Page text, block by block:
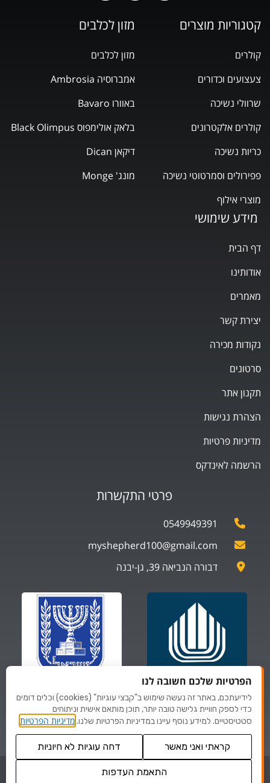
פרטי התקשרות
0549949391
myshepherd100@gmail.com
דבורה הנביאה 39, גן-יבנה
ספקים של
משרד הביטחון
ספקים של
משרד לביטחון פנים
מידע שימושי
דף הבית
אודותינו
מאמרים
יצירת קשר
נקודות מכירה
סרטונים
תקנון אתר
הצהרת נגישות
מדיניות פרטיות
הרשמה לאינדקס
מזון לכלבים
מזון לכלבים
אמברוסיה Ambrosia
באוורו Bavaro
בלאק אולימפוס Black Olimpus
דיקאן Dican
מונג' Monge
קטגוריות מוצרים
קולרים
צעצועים וכדורים
שרוולי נשיכה
קולרים אלקטרונים
כריות נשיכה
פפירולים וסמרטוטי נשיכה
מוצרי אילוף
© כל הזכויות שמורות לMYSHEPHERD
הפרטיות שלכם חשובה לנו
לידיעתכם, באתר זה נעשה שימוש ב"קבצי עוגיות" (cookies) וכלים דומים
כדי לספק חוויית גלישה טובה יותר, תוכן מותאם אישית וניתוחים
סטטיסטיים. למידע נוסף עיינו במדיניות הפרטיות שלנו.מדיניות הפרטיות
קראתי ואני מאשר דחה עוגיות לא חיוניות
התאמת העדפות